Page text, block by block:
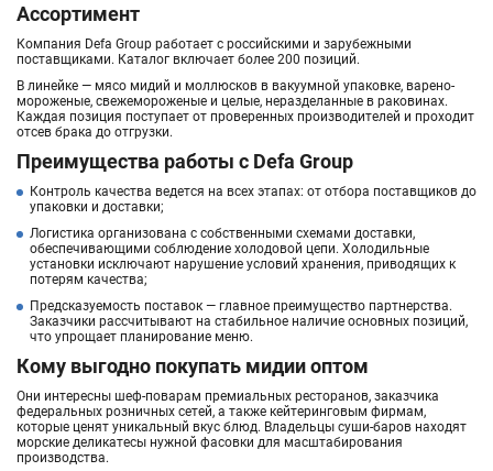
Ассортимент
Компания Defa Group работает с российскими и зарубежными
поставщиками. Каталог включает более 200 позиций.
В линейке — мясо мидий и моллюсков в вакуумной упаковке, варено-
мороженые, свежемороженые и целые, неразделанные в раковинах.
Каждая позиция поступает от проверенных производителей и проходит
отсев брака до отгрузки.
Преимущества работы с Defa Group
Контроль качества ведется на всех этапах: от отбора поставщиков до
упаковки и доставки;
Логистика организована с собственными схемами доставки,
обеспечивающими соблюдение холодовой цепи. Холодильные
установки исключают нарушение условий хранения, приводящих к
потерям качества;
Предсказуемость поставок — главное преимущество партнерства.
Заказчики рассчитывают на стабильное наличие основных позиций,
что упрощает планирование меню.
Кому выгодно покупать мидии оптом
Они интересны шеф-поварам премиальных ресторанов, заказчика
федеральных розничных сетей, а также кейтеринговым фирмам,
которые ценят уникальный вкус блюд. Владельцы суши-баров находят
морские деликатесы нужной фасовки для масштабирования
производства.